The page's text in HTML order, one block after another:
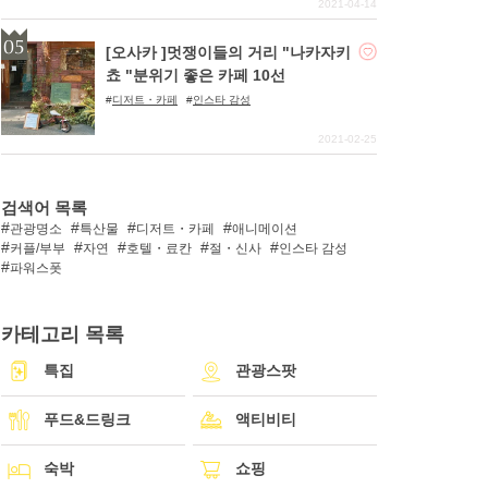
2021-04-14
[오사카 ]멋쟁이들의 거리 "나카자키
쵸 "분위기 좋은 카페 10선
디저트・카페 인스타 감성
2021-02-25
검색어 목록
관광명소 특산물 디저트・카페
애니메이션
커플/부부
자연 호텔・료칸 절・신사
인스타 감성
파워스폿
카테고리 목록
특집 관광스팟
푸드&드링크 액티비티
숙박 쇼핑